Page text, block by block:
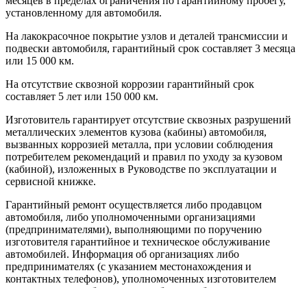
установленному для автомобиля.
На лакокрасочное покрытие узлов и деталей трансмиссии и
подвески автомобиля, гарантийный срок составляет 3 месяца
или 15 000 км.
На отсутствие сквозной коррозии гарантийный срок
составляет 5 лет или 150 000 км.
Изготовитель гарантирует отсутствие сквозных разрушений
металлических элементов кузова (кабины) автомобиля,
вызванных коррозией металла, при условии соблюдения
потребителем рекомендаций и правил по уходу за кузовом
(кабиной), изложенных в Руководстве по эксплуатации и
сервисной книжке.
Гарантийный ремонт осуществляется либо продавцом
автомобиля, либо уполномоченными организациями
(предпринимателями), выполняющими по поручению
изготовителя гарантийное и техническое обслуживание
автомобилей. Информация об организациях либо
предпринимателях (с указанием местонахождения и
контактных телефонов), уполномоченных изготовителем